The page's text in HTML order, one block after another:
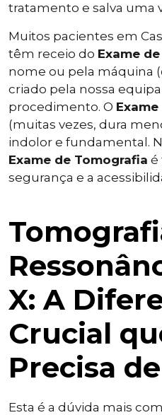
tratamento e salva uma
Muitos pacientes em
têm receio do Exame
nome ou pela máquina
criado pela nossa
procedimento. O
(muitas vezes, dura
indolor e fundamental.
Exame de Tomografia é
segurança e a
X: A
Crucial
Precisa
Esta é a dúvida mais